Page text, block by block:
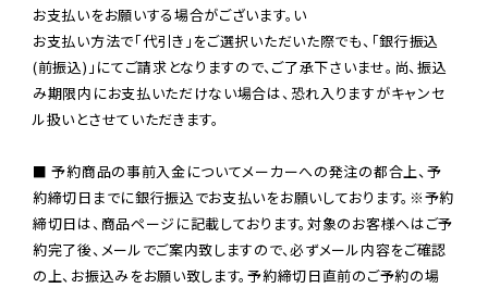
お支払いをお願いする場合がございます。い
お支払い方法で「代引き」をご選択いただいた際でも、「銀行振込
(前振込)」にてご請求となりますので、ご了承下さいませ。尚、振込
み期限内にお支払いただけない場合は、恐れ入りますがキャンセ
ル扱いとさせていただきます。
■ 予約商品の事前入金についてメーカーへの発注の都合上、予
約締切日までに銀行振込でお支払いをお願いしております。※予約
締切日は、商品ページに記載しております。対象のお客様へはご予
約完了後、メールでご案内致しますので、必ずメール内容をご確認
の上、お振込みをお願い致します。予約締切日直前のご予約の場